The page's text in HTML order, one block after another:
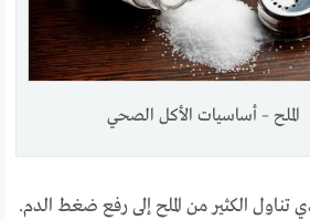
الملح – أساسيات الأكل الصحي
تناول الكثير من الملح إلى رفع ضغط الدم.